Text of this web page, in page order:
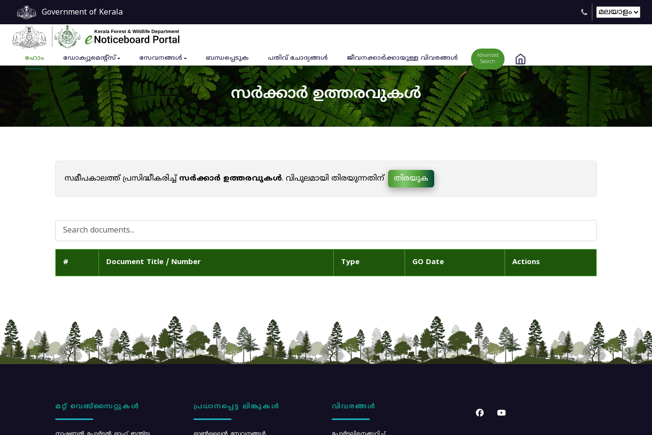
Government of Kerala
ഹോം ഡോക്യുമെൻ്റ്സ് സേവനങ്ങൾ ബന്ധപ്പെടുക പതിവ് ചോദ്യങ്ങൾ ജീവനക്കാര്‍ക്കായുള്ള വിവരങ്ങള്‍
Advanced
Search
സർക്കാർ ഉത്തരവുകൾ
സമീപകാലത്ത് പ്രസിദ്ധീകരിച്ച്സർക്കാർ ഉത്തരവുകൾ. വിപുലമായി തിരയുന്നതിന് തിരയുക
# Document Title / Number Type GO Date Actions
മറ്റ് വെബ്സൈറ്റുകൾ
നാഷണൽ പോർട്ടൽ ഓഫ് ഇന്ത്യ
പ്രധാനപ്പെട്ട ലിങ്കുകൾ
ഓൺലൈൻ സേവനങ്ങൾ
വിവരങ്ങൾ
പോര്‍ട്ടലിനെക്കുറിച്ച്